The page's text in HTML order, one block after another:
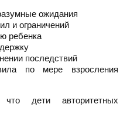
ожидания
и ограничений
ребенка
последствий
по мере взросления
что дети авторитетных